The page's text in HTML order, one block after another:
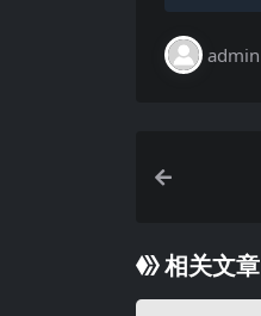
admin
相关文章